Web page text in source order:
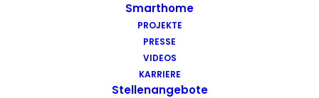
Smarthome
PROJEKTE
PRESSE
VIDEOS
KARRIERE
Stellenangebote
Du hast Bock auf einen Job mit
Action. Bewirb dich ganz einfach